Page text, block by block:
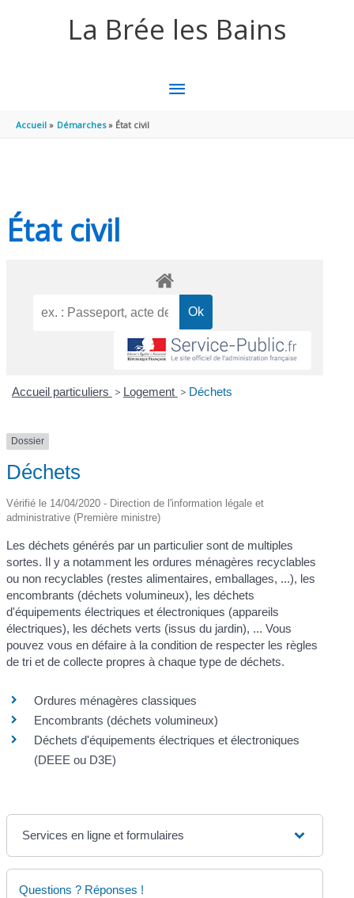
La Brée les Bains
MENU
Accueil Démarches État civil
État civil
Accueil particuliers > Logement > Déchets
Dossier
Déchets
Vérifié le 14/04/2020 - Direction de l'information légale et
administrative (Première ministre)
Les déchets générés par un particulier sont de multiples
sortes. Il y a notamment les ordures ménagères recyclables
ou non recyclables (restes alimentaires, emballages, ...), les
encombrants (déchets volumineux), les déchets
d'équipements électriques et électroniques (appareils
électriques), les déchets verts (issus du jardin), ... Vous
pouvez vous en défaire à la condition de respecter les règles
de tri et de collecte propres à chaque type de déchets.
Ordures ménagères classiques
Encombrants (déchets volumineux)
Déchets d'équipements électriques et électroniques
(DEEE ou D3E)
Services en ligne et formulaires
Questions ? Réponses !